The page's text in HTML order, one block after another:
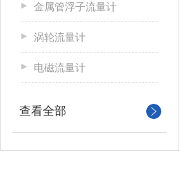
金属管浮子流量计
涡轮流量计
电磁流量计
查看全部